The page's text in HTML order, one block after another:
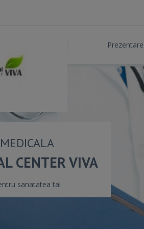
Prezentare
CENTER VIVA
sanatatea ta!